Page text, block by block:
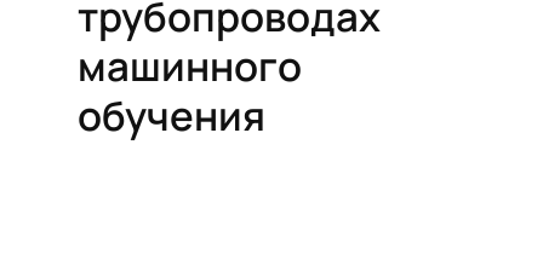
трубопроводах
машинного
обучения